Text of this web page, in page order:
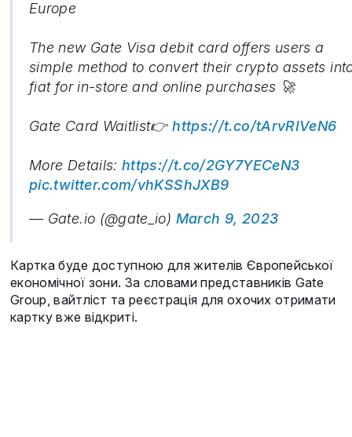
Europe
The new Gate Visa debit card offers users a
simple method to convert their crypto assets
fiat for in-store and online purchases 🚀
Gate Card Waitlist👉https://t.co/tArvRIVeN6
More Details:https://t.co/2GY7YECeN3
pic.twitter.com/vhKSShJXB9
— Gate.io (@gate_io) March 9, 2023
Картка буде доступною для жителів Європейської
економічної зони. За словами представників Gate
Group, вайтліст та реєстрація для охочих отримати
картку вже відкриті.